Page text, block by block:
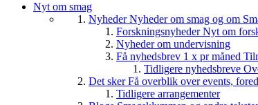
Nyt om smag
NyhederNyheder om smag og om
ForskningsnyhederNyt om
Nyheder om undervisning
Få nyhedsbrev 1 x pr måned
Tidligere nyhedsbreve
Det skerFå overblik over events,
Tidligere arrangementer